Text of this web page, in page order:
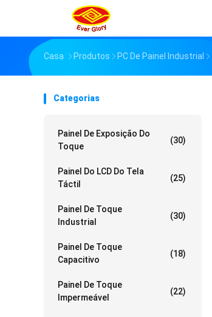
Casa Produtos PC De Painel Industrial
Categorias
Painel De Exposição Do
Toque
(30)
Painel Do LCD Do Tela
Táctil
(25)
Painel De Toque
Industrial
(30)
Painel De Toque
Capacitivo
(18)
Painel De Toque
Impermeável
(22)